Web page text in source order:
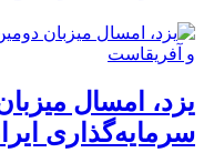
یزد، امسال
سرمایه‌گذاری